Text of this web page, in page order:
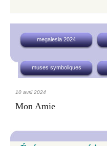
megalesia 2024
muses symboliques
10 avril 2024
Mon Amie